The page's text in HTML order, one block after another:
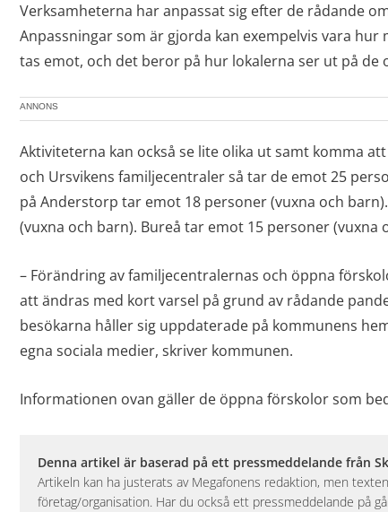
Verksamheterna har anpassat sig efter de rådande
Anpassningar som är gjorda kan exempelvis vara hur
tas emot, och det beror på hur lokalerna ser ut på de
ANNONS
Aktiviteterna kan också se lite olika ut samt komma
och Ursvikens familjecentraler så tar de emot 25
på Anderstorp tar emot 18 personer (vuxna och
(vuxna och barn). Bureå tar emot 15 personer (vuxna
– Förändring av familjecentralernas och öppna
att ändras med kort varsel på grund av rådande
besökarna håller sig uppdaterade på kommunens
egna sociala medier, skriver kommunen.
Informationen ovan gäller de öppna förskolor som
Denna artikel är baserad på ett pressmeddelande från
Artikeln kan ha justerats av Megafonens redaktion, men
företag/organisation. Har du också ett pressmeddelande på